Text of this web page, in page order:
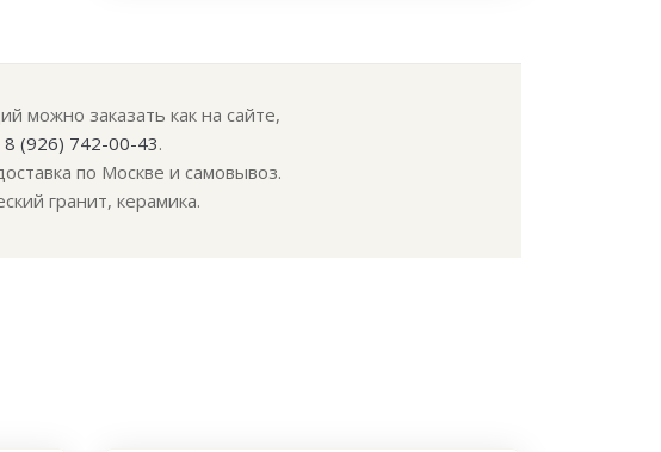
можно заказать как на сайте,
8 (926) 742-00-43.
по Москве и самовывоз.
гранит, керамика.